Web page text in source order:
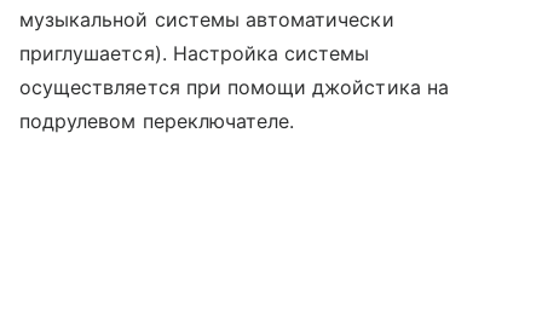
музыкальной системы автоматически
приглушается). Настройка системы
осуществляется при помощи джойстика на
подрулевом переключателе.